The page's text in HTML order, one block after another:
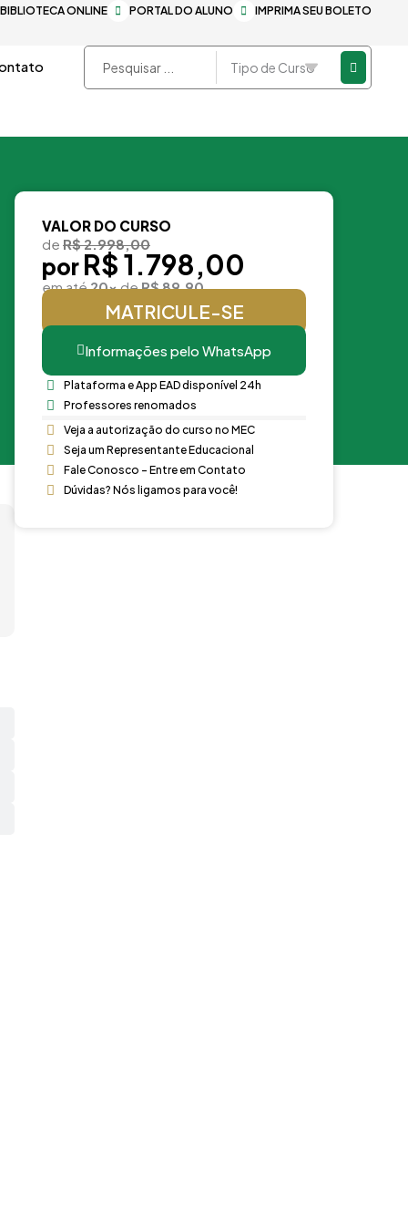
IMPRIMA SEU BOLETO
PORTAL DO ALUNO
BIBLIOTECA ONLINE
Pesquisar
...
VALOR DO CURSO
de R$ 2.998,00
por R$ 1.798,00
em até20xdeR$ 89,90
MATRICULE-SE
Informações pelo WhatsApp
Plataforma e App EAD disponível 24h
Professores renomados
Veja a autorização do curso no MEC
Seja um Representante Educacional
Fale Conosco - Entre em Contato
Dúvidas? Nós ligamos para você!